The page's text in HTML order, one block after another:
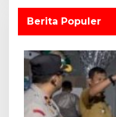
Berita Populer